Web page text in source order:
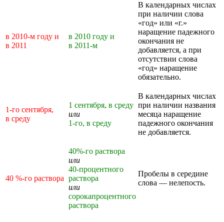
в 2010-м году и
в 2011
в 2010 году и
в 2011-м
В календарных числах
при наличии слова
«год» или «г.»
наращение падежного
окончания не
добавляется, а при
отсутствии слова
«год» наращение
обязательно.
1-го сентября,
в среду
1 сентября, в среду
или
1-го, в среду
В календарных числах
при наличии названия
месяца наращение
падежного окончания
не добавляется.
40 %-го раствора
40%-го раствора
или
40-процентного
раствора
или
сорокапроцентного
раствора
Пробелы в середине
слова — нелепость.